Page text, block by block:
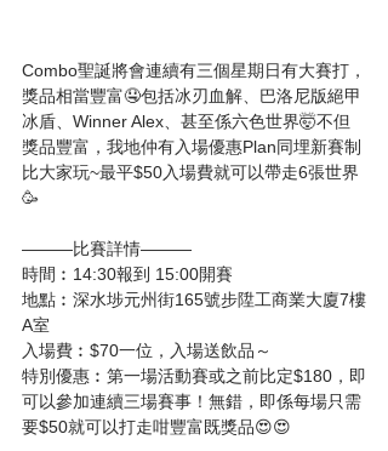
Combo聖誕將會連續有三個星期日有大賽打，
獎品相當豐富🤤包括冰刃血解、巴洛尼版絕甲
冰盾、Winner Alex、甚至係六色世界🤯不但
獎品豐富，我地仲有入場優惠Plan同埋新賽制
比大家玩~最平$50入場費就可以帶走6張世界
🥳
———比賽詳情———
時間︰14:30報到 15:00開賽
地點︰深水埗元州街165號步陞工商業大廈7樓
A室
入場費︰$70一位，入場送飲品～
特別優惠︰第一場活動賽或之前比定$180，即
可以參加連續三場賽事！無錯，即係每場只需
要$50就可以打走咁豐富既獎品😍😍